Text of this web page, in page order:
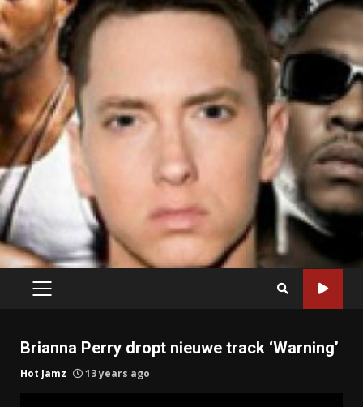
PRIMARY
Brianna Perry dropt nieuwe track ‘Warning’
Hot Jamz 13 years ago